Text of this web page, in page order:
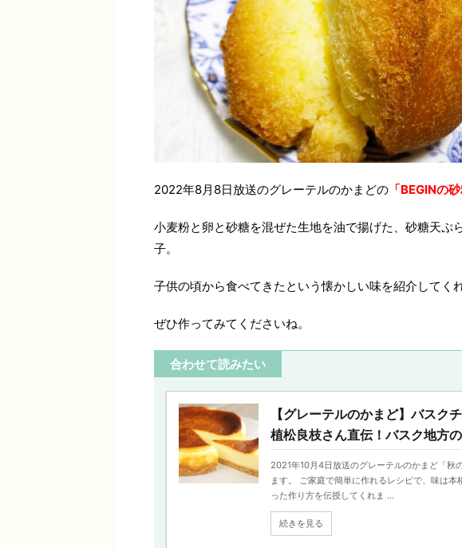
2022年8月8日放送のグレーテルのかまどの 「BEGINの
小麦粉と卵と砂糖を混ぜた生地を油で揚げた、砂糖天ぷ
子。
子供の頃から食べてきたという懐かしい味を紹介してく
ぜひ作ってみてくださいね。
合わせて読みたい
【グレーテルのかまど】バスク
植松良枝さん直伝！バスク地方
2021年10月4日放送のグレーテルのかまど「秋
ます。 ご家庭で簡単に作れるレシピで、味は
った作り方を伝授してくれま ...
続きを見る